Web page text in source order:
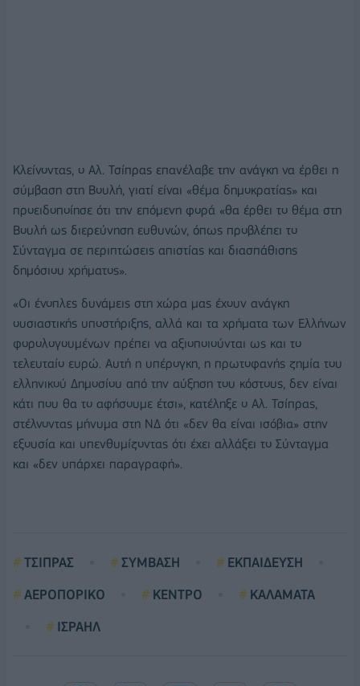
Κλείνοντας, ο Αλ. Τσίπρας επανέλαβε την ανάγκη να έρθει η
σύμβαση στη Βουλή, γιατί είναι «θέμα δημοκρατίας» και
προειδοποίησε ότι την επόμενη φορά «θα έρθει το θέμα στη
Βουλή ως διερεύνηση ευθυνών, όπως προβλέπει το
Σύνταγμα σε περιπτώσεις απιστίας και διασπάθισης
δημόσιου χρήματος».
«Οι ένοπλες δυνάμεις στη χώρα μας έχουν ανάγκη
ουσιαστικής υποστήριξης, αλλά και τα χρήματα των Ελλήνων
φορολογουμένων πρέπει να αξιοποιούνται ως και το
τελευταίο ευρώ. Αυτή η υπέρογκη, η πρωτοφανής ζημία του
ελληνικού Δημοσίου από την αύξηση του κόστους, δεν είναι
κάτι που θα το αφήσουμε έτσι», κατέληξε ο Αλ. Τσίπρας,
στέλνοντας μήνυμα στη ΝΔ ότι «δεν θα είναι ισόβια» στην
εξουσία και υπενθυμίζοντας ότι έχει αλλάξει το Σύνταγμα
και «δεν υπάρχει παραγραφή».
ΤΣΙΠΡΑΣ ΣΥΜΒΑΣΗ
ΕΚΠΑΙΔΕΥΣΗ
ΑΕΡΟΠΟΡΙΚΟ
ΚΕΝΤΡΟ
ΚΑΛΑΜΑΤΑ
ΙΣΡΑΗΛ